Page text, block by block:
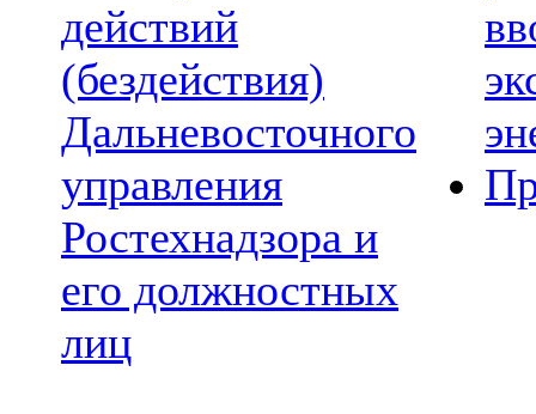
действий
(бездействия)
Дальневосточного
управления
Ростехнадзора и
его должностных
лиц